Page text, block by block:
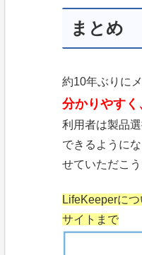
まとめ
約10年ぶりに
分かりやすく
利用者は製品
できるように
せていただこう
LifeKeeperに
サイトまで